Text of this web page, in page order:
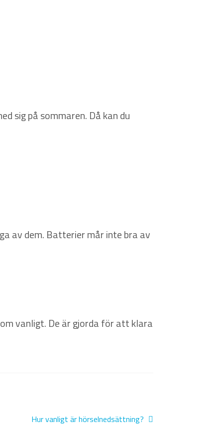
sig på sommaren. Då kan du
av dem. Batterier mår inte bra av
vanligt. De är gjorda för att klara
Nästa
Hur vanligt är hörselnedsättning?